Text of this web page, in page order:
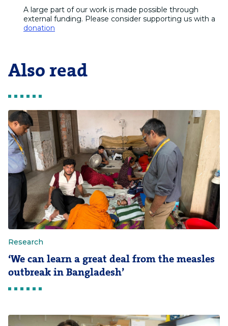
A large part of our work is made possible through
external funding. Please consider supporting us with a
donation
Also read
Research
‘We can learn a great deal from the measles
outbreak in Bangladesh’